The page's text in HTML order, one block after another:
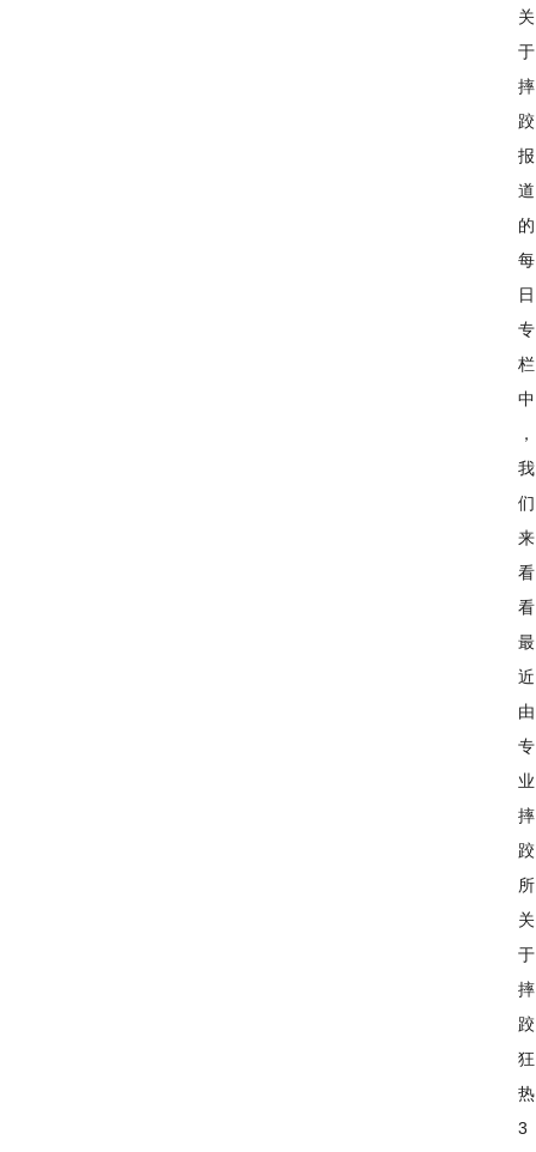
关
于
摔
跤
报
道
的
每
日
专
栏
中
，
我
们
来
看
看
最
近
由
专
业
摔
跤
所
关
于
摔
跤
狂
热
3